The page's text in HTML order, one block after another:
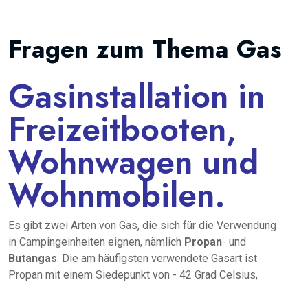
Fragen zum Thema Gas
Gasinstallation in
Freizeitbooten,
Wohnwagen und
Wohnmobilen.
Es gibt zwei Arten von Gas, die sich für die Verwendung
in Campingeinheiten eignen, nämlich Propan- und
Butangas. Die am häufigsten verwendete Gasart ist
Propan mit einem Siedepunkt von - 42 Grad Celsius,